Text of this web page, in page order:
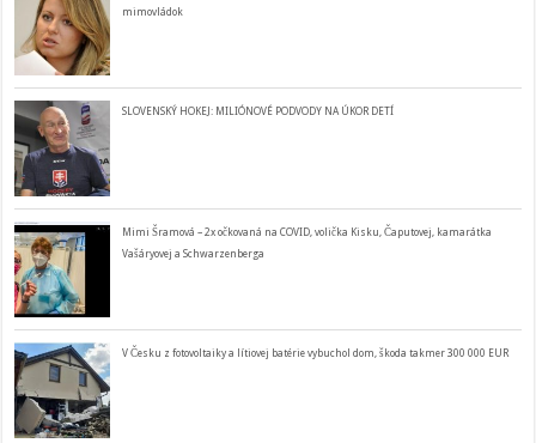
mimovládok
SLOVENSKÝ HOKEJ: MILIÓNOVÉ PODVODY NA ÚKOR DETÍ
Mimi Šramová – 2x očkovaná na COVID, volička Kisku, Čaputovej, kamarátka
Vašáryovej a Schwarzenberga
V Česku z fotovoltaiky a lítiovej batérie vybuchol dom, škoda takmer 300 000 EUR